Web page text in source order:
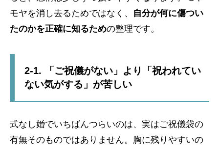
モヤを消し去るためではなく、 自分が何に傷つい
たのかを正確に知るための整理です。
2-1. 「ご祝儀がない」より「祝われてい
ない気がする」が苦しい
式なし婚でいちばんつらいのは、実はご祝儀袋の
有無そのものではありません。胸に残りやすいの